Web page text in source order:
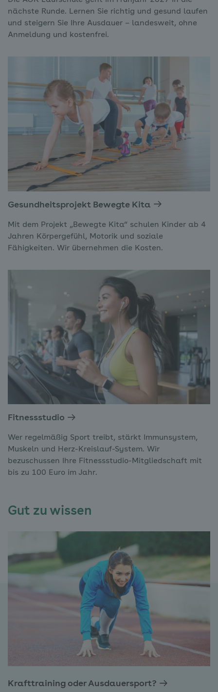
nächste Runde. Lernen Sie richtig und gesund laufen
und steigern Sie Ihre Ausdauer – landesweit, ohne
Anmeldung und kostenfrei.
Gesundheitsprojekt Bewegte Kita
Mit dem Projekt „Bewegte Kita“ schulen Kinder ab 4
Jahren Körpergefühl, Motorik und soziale
Fähigkeiten. Wir übernehmen die Kosten.
Fitnessstudio
Wer regelmäßig Sport treibt, stärkt Immunsystem,
Muskeln und Herz-Kreislauf-System. Wir
bezuschussen Ihre Fitnessstudio-Mitgliedschaft mit
bis zu 100 Euro im Jahr.
Gut zu wissen
Krafttraining oder Ausdauersport?